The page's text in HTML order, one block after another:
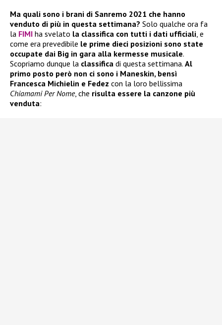
Ma quali sono i brani di Sanremo 2021 che hanno
venduto di più in questa settimana? Solo qualche ora fa
la FIMI ha svelato la classifica con tutti i dati ufficiali, e
come era prevedibile le prime dieci posizioni sono state
occupate dai Big in gara alla kermesse musicale.
Scopriamo dunque la classifica di questa settimana. Al
primo posto però non ci sono i Maneskin, bensì
Francesca Michielin e Fedez con la loro bellissima
Chiamami Per Nome, che risulta essere la canzone più
venduta: